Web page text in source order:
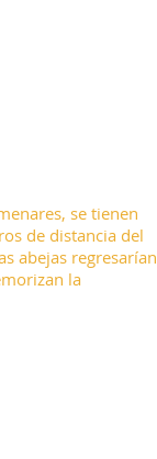
se tienen
de distancia del
abejas regresarían
la